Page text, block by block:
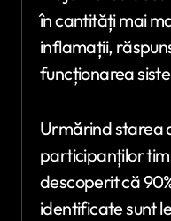
în cantități mai
inflamații,
funcționarea
Urmărind starea
participanților
descoperit că
identificate sunt